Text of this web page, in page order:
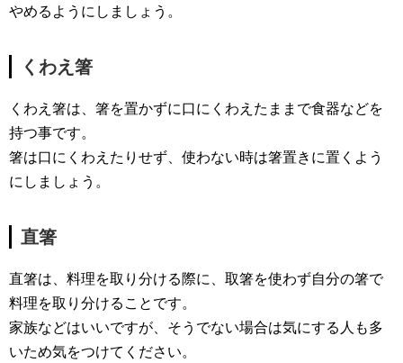
やめるようにしましょう。
くわえ箸
くわえ箸は、箸を置かずに口にくわえたままで食器などを
持つ事です。
箸は口にくわえたりせず、使わない時は箸置きに置くよう
にしましょう。
直箸
直箸は、料理を取り分ける際に、取箸を使わず自分の箸で
料理を取り分けることです。
家族などはいいですが、そうでない場合は気にする人も多
いため気をつけてください。